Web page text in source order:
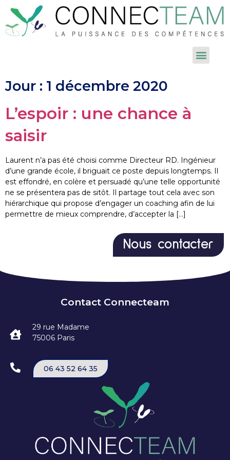
Jour : 1 décembre 2020
L’espoir : une chance à
saisir
Laurent n’a pas été choisi comme Directeur RD. Ingénieur
d’une grande école, il briguait ce poste depuis longtemps. Il
est effondré, en colère et persuadé qu’une telle opportunité
ne se présentera pas de sitôt. Il partage tout cela avec son
hiérarchique qui propose d’engager un coaching afin de lui
permettre de mieux comprendre, d’accepter la […]
Nous contacter
Contact Connecteam
29 rue Madame
75006 Paris
06 43 52 64 35